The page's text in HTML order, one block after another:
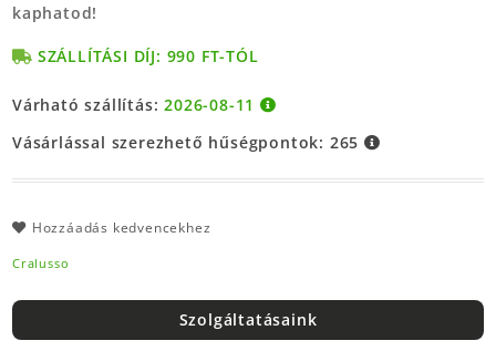
kaphatod!
SZÁLLÍTÁSI DÍJ: 990 FT-TÓL
Várható szállítás:2026-08-11
Vásárlással szerezhető hűségpontok: 265
Hozzáadás kedvencekhez
Cralusso
Szolgáltatásaink